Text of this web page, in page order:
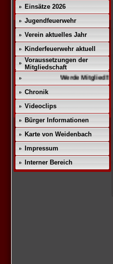
Einsätze 2026
Jugendfeuerwehr
Verein aktuelles Jahr
Kinderfeuerwehr aktuell
Voraussetzungen der
Mitgliedschaft
Werde Mitglied!!
Chronik
Videoclips
Bürger Informationen
Karte von Weidenbach
Impressum
Interner Bereich